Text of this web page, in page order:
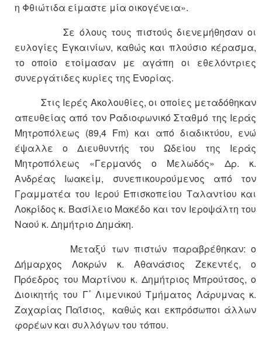
η Φθιώτιδα είμαστε μία οικογένεια».
Σε όλους τους πιστούς διενεμήθησαν οι
ευλογίες Εγκαινίων, καθώς και πλούσιο κέρασμα,
το οποίο ετοίμασαν με αγάπη οι εθελόντριες
συνεργάτιδες κυρίες της Ενορίας.
Στις Ιερές Ακολουθίες, οι οποίες μεταδόθηκαν
απευθείας από τον Ραδιοφωνικό Σταθμό της Ιεράς
Μητροπόλεως (89,4 Fm) και από διαδικτύου, ενώ
έψαλλε ο Διευθυντής του Ωδείου της Ιεράς
Μητροπόλεως «Γερμανός ο Μελωδός» Δρ. κ.
Ανδρέας Ιωακείμ, συνεπικουρούμενος από τον
Γραμματέα του Ιερού Επισκοπείου Ταλαντίου και
Λοκρίδος κ. Βασίλειο Μακέδο και τον Ιεροψάλτη του
Ναού κ. Δημήτριο Δημάκη.
Μεταξύ των πιστών παραβρέθηκαν: ο
Δήμαρχος Λοκρών κ. Αθανάσιος Ζεκεντές, ο
Πρόεδρος του Μαρτίνου κ. Δημήτριος Μπρούτσος, ο
Διοικητής του Γ΄ Λιμενικού Τμήματος Λάρυμνας κ.
Ζαχαρίας Παΐσιος, καθώς και εκπρόσωποι άλλων
φορέων και συλλόγων του τόπου.